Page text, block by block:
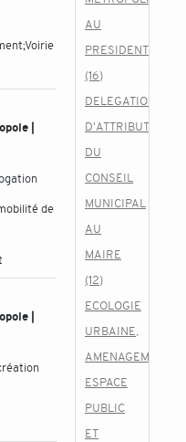
|
de
|
AU
PRESIDENT
(16)
DELEGATION
D'ATTRIBUTION
DU
CONSEIL
MUNICIPAL
AU
MAIRE
(12)
ECOLOGIE
URBAINE,
AMENAGEMENT,
ESPACE
PUBLIC
ET